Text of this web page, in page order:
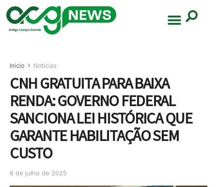
Início Noticias
CNH GRATUITA PARA BAIXA
RENDA: GOVERNO FEDERAL
SANCIONA LEI HISTÓRICA QUE
GARANTE HABILITAÇÃO SEM
CUSTO
8 de julho de 2025